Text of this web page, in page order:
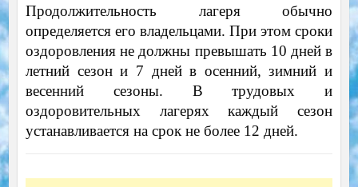
Продолжительность лагеря обычно
определяется его владельцами. При этом сроки
оздоровления не должны превышать 10 дней в
летний сезон и 7 дней в осенний, зимний и
весенний сезоны. В трудовых и
оздоровительных лагерях каждый сезон
устанавливается на срок не более 12 дней.